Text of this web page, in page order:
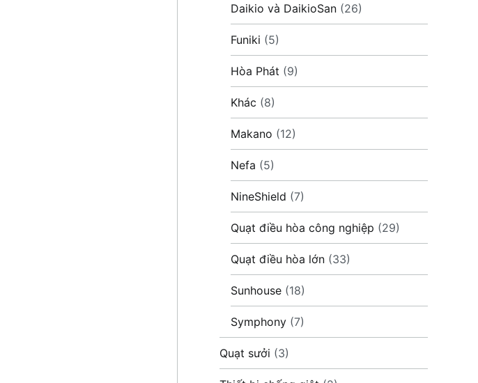
Daikio và DaikioSan (26)
Funiki (5)
Hòa Phát (9)
Khác (8)
Makano (12)
Nefa (5)
NineShield (7)
Quạt điều hòa công nghiệp (29)
Quạt điều hòa lớn (33)
Sunhouse (18)
Symphony (7)
Quạt sưởi (3)